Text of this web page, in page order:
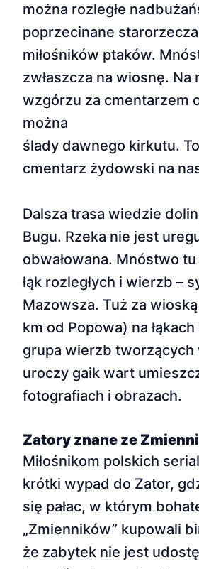
można rozległe
poprzecinane
miłośników ptaków.
zwłaszcza na wiosnę. Na
wzgórzu za cmentarzem
można
ślady dawnego kirkutu.
cmentarz żydowski na
Dalsza trasa wiedzie
Bugu. Rzeka nie jest
obwałowana. Mnóstwo
łąk rozległych i wierzb –
Mazowsza. Tuż za
km od Popowa) na
grupa wierzb tworzących
uroczy gaik wart
fotografiach i obrazach.
Zatory znane ze
Miłośnikom polskich
krótki wypad do Zator,
się pałac, w którym
„Zmienników” kupowali
że zabytek nie jest